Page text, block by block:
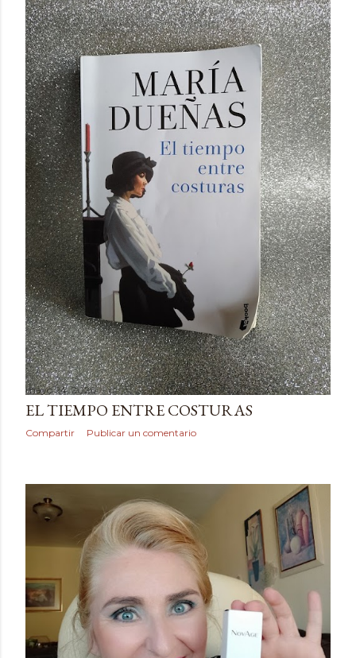
mayo 24, 2020
EL TIEMPO ENTRE COSTURAS
Compartir Publicar un comentario